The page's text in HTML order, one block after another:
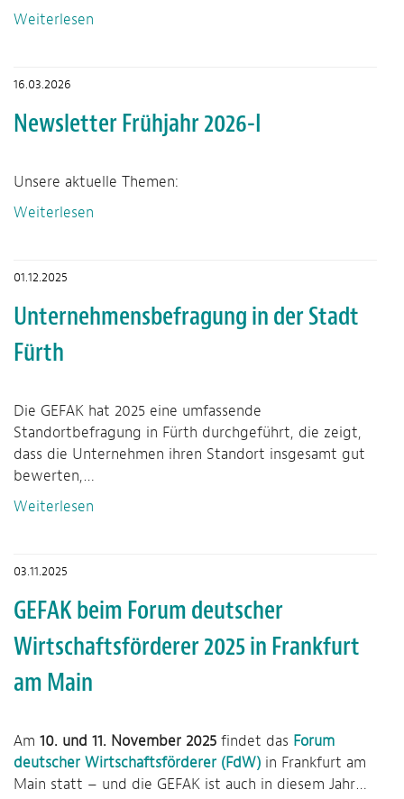
Weiterlesen
16.03.2026
Newsletter Frühjahr 2026-I
Unsere aktuelle Themen:
Weiterlesen
01.12.2025
Unternehmensbefragung in der Stadt
Fürth
Die GEFAK hat 2025 eine umfassende
Standortbefragung in Fürth durchgeführt, die zeigt,
dass die Unternehmen ihren Standort insgesamt gut
bewerten,…
Weiterlesen
03.11.2025
GEFAK beim Forum deutscher
Wirtschaftsförderer 2025 in Frankfurt
am Main
Am 10. und 11. November 2025 findet das Forum
deutscher Wirtschaftsförderer (FdW) in Frankfurt am
Main statt – und die GEFAK ist auch in diesem Jahr…